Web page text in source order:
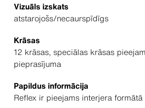
Vizuāls izskats
atstarojošs/necaurspīdīgs
Krāsas
12 krāsas, speciālas krāsas
pieprasījuma
Papildus informācija
Reflex ir pieejams interjera formātā